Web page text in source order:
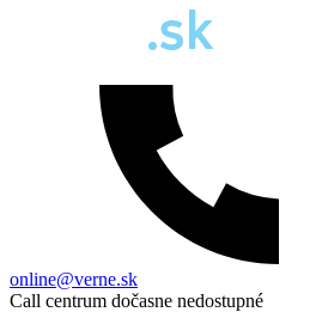
online@verne.sk
Call centrum dočasne nedostupné